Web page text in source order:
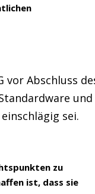
vor Abschluss
und
sei.
zu
ist, dass sie